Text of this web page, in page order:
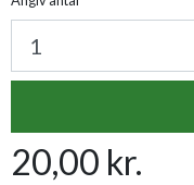
20,00 kr.